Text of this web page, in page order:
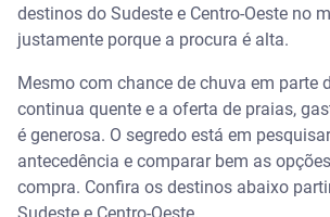
destinos do Sudeste e Centro-Oeste no
justamente porque a procura é alta.
Mesmo com chance de chuva em parte
continua quente e a oferta de praias,
é generosa. O segredo está em
antecedência e comparar bem as
compra. Confira os destinos abaixo